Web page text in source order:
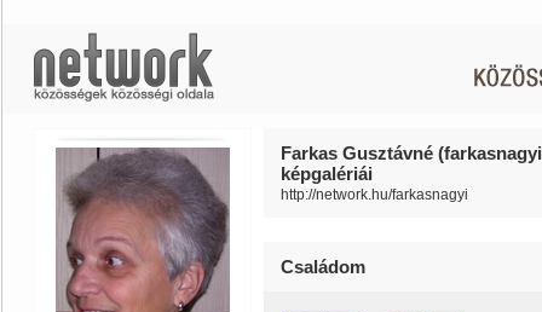
Farkas Gusztávné
képgalériái
http://network.hu/farkasnagyi
Családom